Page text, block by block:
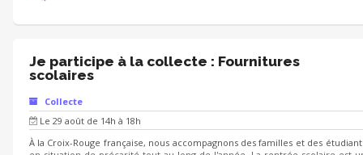
Je participe à la collecte : Fournitures
scolaires
Collecte
Le 29 août de 14h à 18h
À la Croix-Rouge française, nous accompagnons des familles et des